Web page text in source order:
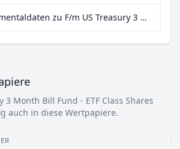
Mehr Fundamentaldaten zu F/m US Treasury 3 Month Bill Fund - ETF Class Shares bei Parqet
3 Month Bill Fund - ETF Class Shares
auch in diese Wertpapiere.